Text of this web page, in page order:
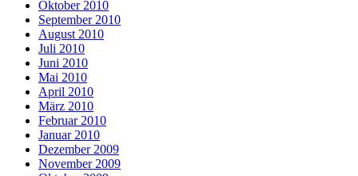
Oktober 2010
September 2010
August 2010
Juli 2010
Juni 2010
Mai 2010
April 2010
März 2010
Februar 2010
Januar 2010
Dezember 2009
November 2009